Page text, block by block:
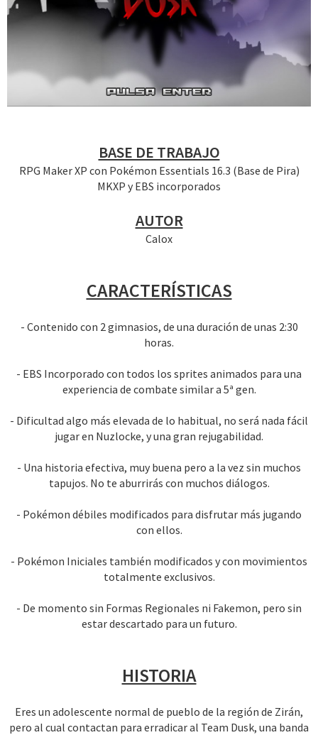
BASE DE TRABAJO
RPG Maker XP con Pokémon Essentials 16.3 (Base de Pira)
MKXP y EBS incorporados
AUTOR
Calox
CARACTERÍSTICAS
- Contenido con 2 gimnasios, de una duración de unas 2:30
horas.
- EBS Incorporado con todos los sprites animados para una
experiencia de combate similar a 5ª gen.
- Dificultad algo más elevada de lo habitual, no será nada fácil
jugar en Nuzlocke, y una gran rejugabilidad.
- Una historia efectiva, muy buena pero a la vez sin muchos
tapujos. No te aburrirás con muchos diálogos.
- Pokémon débiles modificados para disfrutar más jugando
con ellos.
- Pokémon Iniciales también modificados y con movimientos
totalmente exclusivos.
- De momento sin Formas Regionales ni Fakemon, pero sin
estar descartado para un futuro.
HISTORIA
Eres un adolescente normal de pueblo de la región de Zirán,
pero al cual contactan para erradicar al Team Dusk, una banda